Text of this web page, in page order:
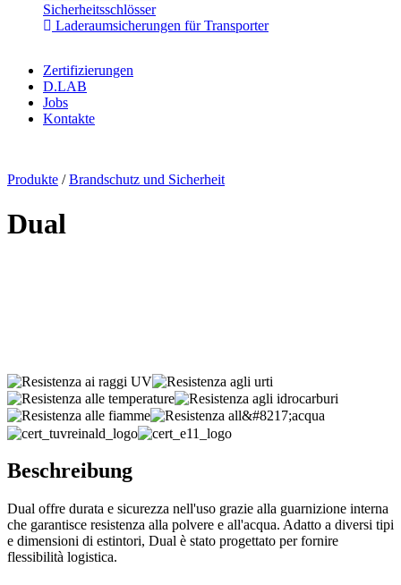
Sicherheitsschlösser
Laderaumsicherungen für Transporter
Zertifizierungen
D.LAB
Jobs
Kontakte
Produkte /Brandschutz und Sicherheit
Dual
Beschreibung
Dual offre durata e sicurezza nell'uso grazie alla guarnizione interna
che garantisce resistenza alla polvere e all'acqua. Adatto a diversi tipi
e dimensioni di estintori, Dual è stato progettato per fornire
flessibilità logistica.